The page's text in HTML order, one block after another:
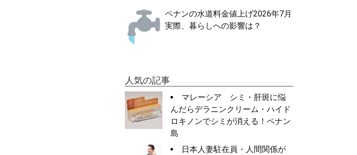
ペナンの水道料金値上げ2026年7月
実際、暮らしへの影響は？
人気の記事
マレーシア シミ・肝斑に悩
んだらデラニンクリーム・ハイド
ロキノンでシミが消える！ペナン
島
日本人妻駐在員・人間関係が